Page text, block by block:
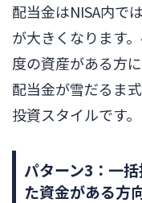
配当金はNISA内で
が大きくなります
度の資産がある方
配当金が雪だるま
投資スタイルです。
パターン3：一
た資金がある方